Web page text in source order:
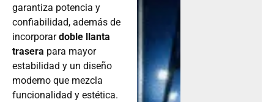
garantiza potencia y
confiabilidad, además de
incorporardoble llanta
trasera para mayor
estabilidad y un diseño
moderno que mezcla
funcionalidad y estética.